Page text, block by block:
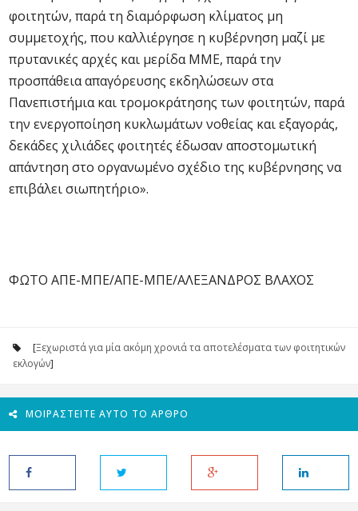
φοιτητών, παρά τη διαμόρφωση κλίματος μη
συμμετοχής, που καλλιέργησε η κυβέρνηση μαζί με
πρυτανικές αρχές και μερίδα ΜΜΕ, παρά την
προσπάθεια απαγόρευσης εκδηλώσεων στα
Πανεπιστήμια και τρομοκράτησης των φοιτητών, παρά
την ενεργοποίηση κυκλωμάτων νοθείας και εξαγοράς,
δεκάδες χιλιάδες φοιτητές έδωσαν αποστομωτική
απάντηση στο οργανωμένο σχέδιο της κυβέρνησης να
επιβάλει σιωπητήριο».
ΦΩΤΟ ΑΠΕ-ΜΠΕ/ΑΠΕ-ΜΠΕ/ΑΛΕΞΑΝΔΡΟΣ ΒΛΑΧΟΣ
[Ξεχωριστά για μία ακόμη χρονιά τα αποτελέσματα των φοιτητικών
εκλογών]
ΜΟΙΡΑΣΤΕΊΤΕ ΑΥΤΌ ΤΟ ΆΡΘΡΟ